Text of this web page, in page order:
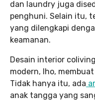
dan laundry juga
penghuni. Selain itu,
yang dilengkapi
keamanan.
Desain interior
modern, lho,
Tidak hanya itu, ada
anak tangga yang